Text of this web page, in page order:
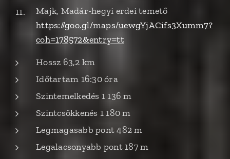
Majk, Madár-hegyi erdei temető
https://goo.gl/maps/uewgYjACifs3Xumm7?
coh=178572&entry=tt
Hossz 63,2 km
Időtartam 16:30 óra
Szintemelkedés 1 136 m
Szintcsökkenés 1 180 m
Legmagasabb pont 482 m
Legalacsonyabb pont 187 m